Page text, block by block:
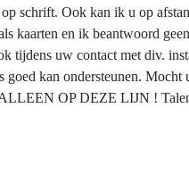
schrift. Ook kan ik u op
kaarten en ik beantwoord
tijdens uw contact met div.
kan ondersteunen.
OP DEZE LIJN !